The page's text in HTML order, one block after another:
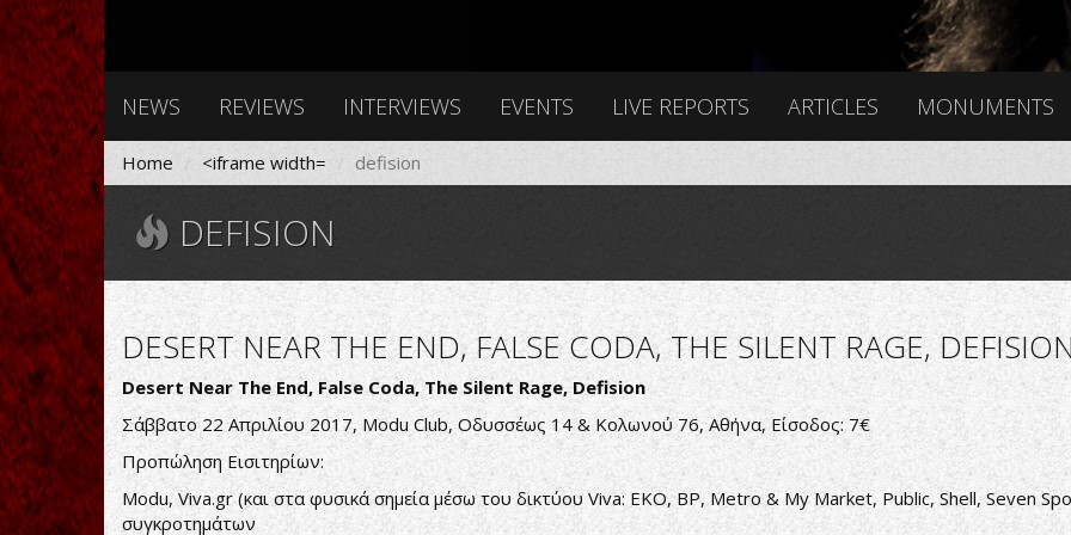
NEWS REVIEWS INTERVIEWS EVENTS LIVE REPORTS ARTICLES MONUMENTS
Home <iframe width= defision
DEFISION
DESERT NEAR THE END, FALSE CODA, THE SILENT RAGE,
Desert Near The End, False Coda, The Silent Rage, Defision
Σάββατο 22 Απριλίου 2017, Modu Club, Οδυσσέως 14 & Κολωνού 76, Αθήνα, Είσοδος: 7€
Προπώληση Εισιτηρίων:
Modu, Viva.gr (και στα φυσικά σημεία μέσω του δικτύου Viva: EKO, BP, Metro & My Market, Public, Shell, Seven
συγκροτημάτων